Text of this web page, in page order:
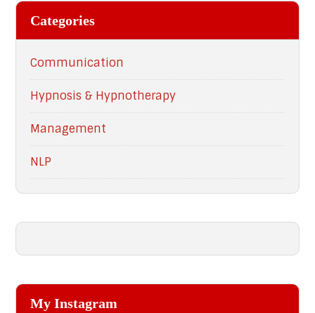
Categories
Communication
Hypnosis & Hypnotherapy
Management
NLP
My Instagram